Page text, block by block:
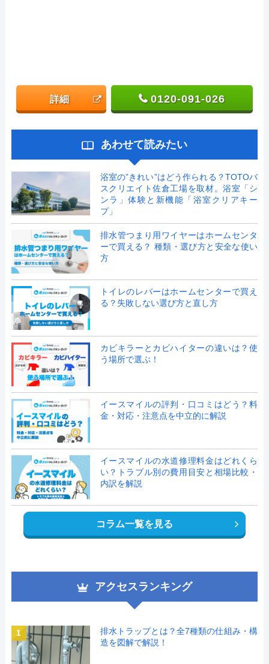
詳細 0120-091-026
あわせて読みたい
浴室の”きれい”はどう作られる？TOTOバ
スクリエイト佐倉工場を取材。浴室「シ
ンラ」体験と新機能「浴室クリアキー
プ」
排水管つまり用ワイヤーはホームセンタ
ーで買える？ 種類・選び方と安全な使い
方
トイレのレバーはホームセンターで買え
る？失敗しない選び方と直し方
カビキラーとカビハイターの違いは？使
う場所で選ぶ！
イースマイルの評判・口コミはどう？料
金・対応・注意点を中立的に解説
イースマイルの水道修理料金はどれくら
い？トラブル別の費用目安と相場比較・
内訳を解説
コラム一覧を見る
アクセスランキング
1
排水トラップとは？全7種類の仕組み・構
造を図解で解説！